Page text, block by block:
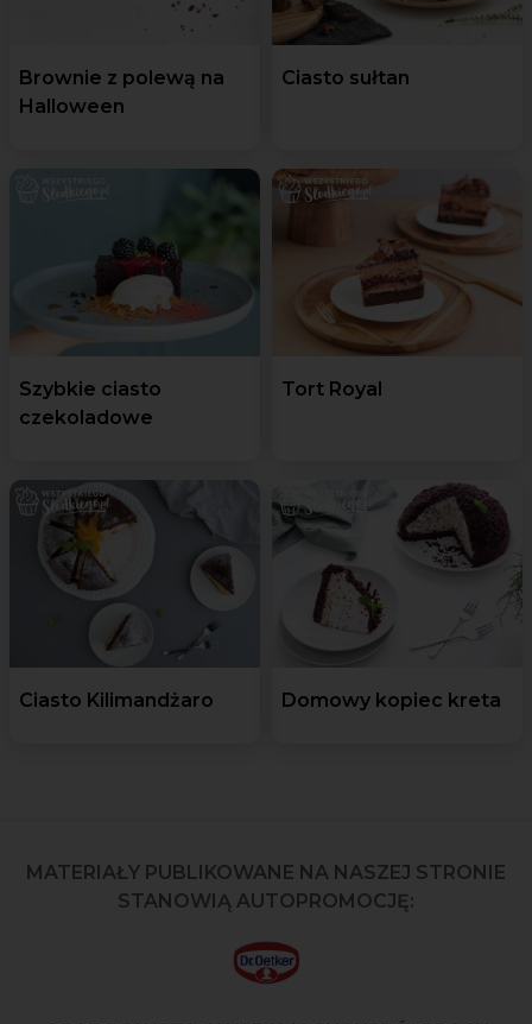
Brownie z polewą na
Halloween
Ciasto sułtan
Szybkie ciasto
czekoladowe
Tort Royal
Ciasto Kilimandżaro Domowy kopiec kreta
MATERIAŁY PUBLIKOWANE NA NASZEJ STRONIE
STANOWIĄ AUTOPROMOCJĘ: